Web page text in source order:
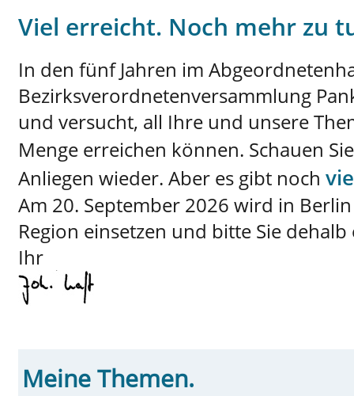
Viel erreicht. Noch mehr zu
In den fünf Jahren im
Bezirksverordnetenversammlung
und versucht, all Ihre und unsere
Menge erreichen können. Schauen
Anliegen wieder. Aber es gibt noch
Am 20. September 2026 wird in
Region einsetzen und bitte Sie
Ihr
Meine Themen.